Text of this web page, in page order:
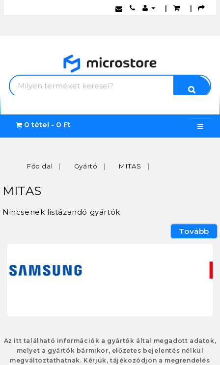
| |
0 tétel - 0 Ft
Főoldal Gyártó MITAS
MITAS
Nincsenek listázandó gyártók.
Tovább
Az itt található információk a gyártók által megadott adatok,
melyet a gyártók bármikor, előzetes bejelentés nélkül
megváltoztathatnak. Kérjük, tájékozódjon a megrendelés